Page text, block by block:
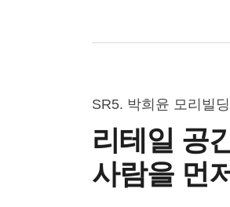
SR5. 박희윤 모리빌
리테일 공
사람을 먼